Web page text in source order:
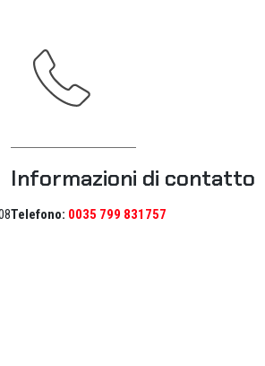
Informazioni di contatto
Telefono: 0035 799 831757